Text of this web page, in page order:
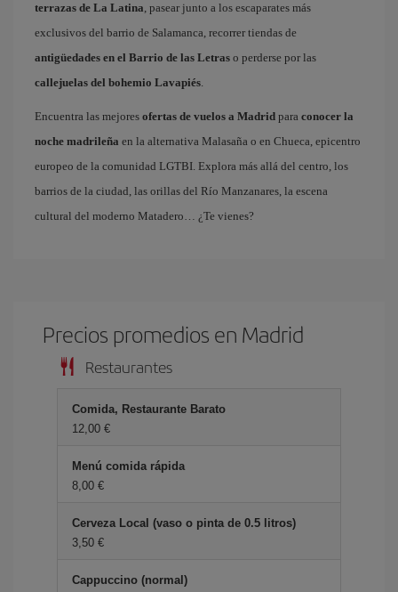
terrazas de La Latina, pasear junto a los escaparates más
exclusivos del barrio de Salamanca, recorrer tiendas de
antigüedades en el Barrio de las Letras o perderse por las
callejuelas del bohemio Lavapiés.
Encuentra las mejores ofertas de vuelos a Madrid para conocer la
noche madrileña en la alternativa Malasaña o en Chueca, epicentro
europeo de la comunidad LGTBI. Explora más allá del centro, los
barrios de la ciudad, las orillas del Río Manzanares, la escena
cultural del moderno Matadero… ¿Te vienes?
Precios promedios en Madrid
Restaurantes
Comida, Restaurante Barato
12,00 €
Menú comida rápida
8,00 €
Cerveza Local (vaso o pinta de 0.5 litros)
3,50 €
Cappuccino (normal)